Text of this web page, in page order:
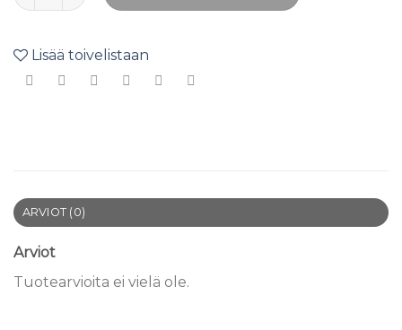
Lisää toivelistaan
ARVIOT (0)
Arviot
Tuotearvioita ei vielä ole.